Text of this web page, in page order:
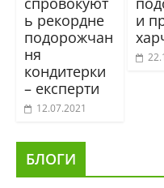
ь рекордне
подорожчан
ня
кондитерки
– експерти
12.07.2021
и
БЛОГИ